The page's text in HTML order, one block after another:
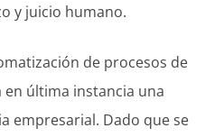
y juicio humano.
de procesos de
última instancia una
empresarial. Dado que se